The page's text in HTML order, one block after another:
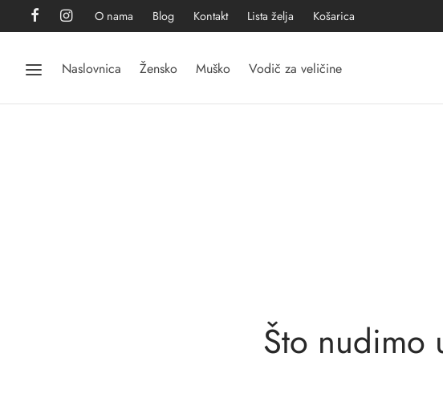
O nama Blog Kontakt Lista želja Košarica
Naslovnica Žensko Muško Vodič za veličine
Što nudimo